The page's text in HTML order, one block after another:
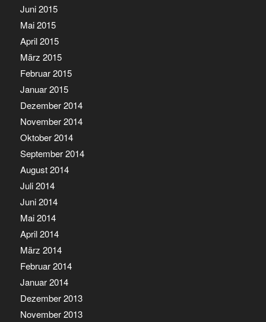
Juni 2015
Mai 2015
April 2015
März 2015
Februar 2015
Januar 2015
Dezember 2014
November 2014
Oktober 2014
September 2014
August 2014
Juli 2014
Juni 2014
Mai 2014
April 2014
März 2014
Februar 2014
Januar 2014
Dezember 2013
November 2013